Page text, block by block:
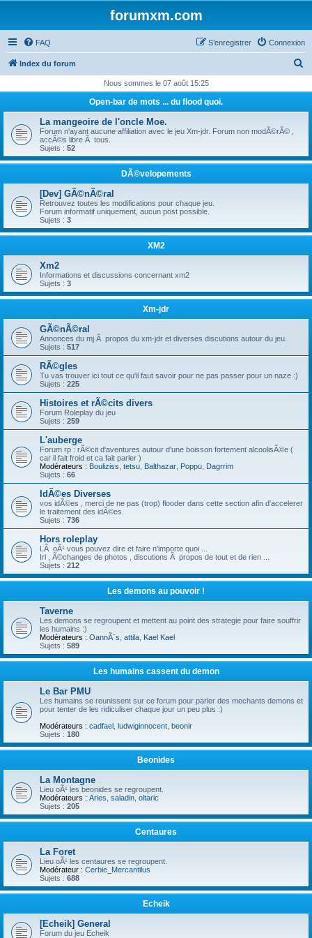
forumxm.com
FAQ Connexion
S’enregistrer
Index du forum
h
c
Nous sommes le 07 août 15:25
Open-bar de mots ... du flood quoi.
La mangeoire de l'oncle Moe.
Forum n'ayant aucune affiliation avec le jeu Xm-jdr. Forum non modÃ©rÃ© ,
accÃ©s libre Ã tous.
Sujets : 52
DÃ©velopements
[Dev] GÃ©nÃ©ral
Retrouvez toutes les modifications pour chaque jeu.
Forum informatif uniquement, aucun post possible.
Sujets : 3
XM2
Xm2
Informations et discussions concernant xm2
Sujets : 3
Xm-jdr
GÃ©nÃ©ral
Annonces du mj Ã propos du xm-jdr et diverses discutions autour du jeu.
Sujets : 517
RÃ©gles
Tu vas trouver ici tout ce qu'il faut savoir pour ne pas passer pour un naze :)
Sujets : 225
Histoires et rÃ©cits divers
Forum Roleplay du jeu
Sujets : 259
L'auberge
Forum rp : rÃ©cit d'aventures autour d'une boisson fortement alcoolisÃ©e (
car il fait froid et ca fait parler )
Modérateurs : Bouliziss tetsu Balthazar Poppu Dagrrim
Sujets : 66
IdÃ©es Diverses
vos idÃ©es , merci de ne pas (trop) flooder dans cette section afin d'accelerer
le traitement des idÃ©es.
Sujets : 736
Hors roleplay
LÃ oÃ¹ vous pouvez dire et faire n'importe quoi ...
Irl , Ã©changes de photos , discutions Ã propos de tout et de rien ...
Sujets : 212
Les demons au pouvoir !
Taverne
Les demons se regroupent et mettent au point des strategie pour faire souffrir
les humains :)
Modérateurs : OannÃ¨s attila Kael Kael
Sujets : 589
Les humains cassent du demon
Le Bar PMU
Les humains se reunissent sur ce forum pour parler des mechants demons et
pour tenter de les ridiculiser chaque jour un peu plus :)
Modérateurs : cadfael ludwiginnocent beonir
Sujets : 180
Beonides
La Montagne
Lieu oÃ¹ les beonides se regroupent.
Modérateurs : Aries saladin oltaric
Sujets : 205
Centaures
La Foret
Lieu oÃ¹ les centaures se regroupent.
Modérateur : Cerbie_Mercantilus
Sujets : 688
Echeik
[Echeik] General
Forum du jeu Echeik